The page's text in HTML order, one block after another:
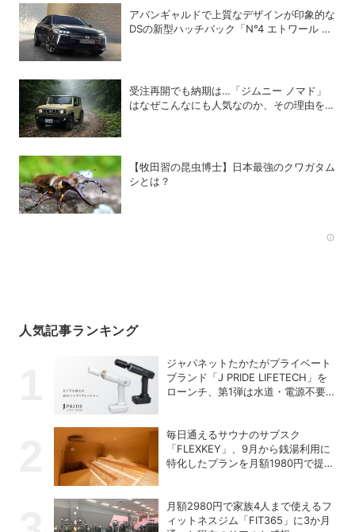
アバンギャルドで上質なデザインが印象的な
DSの新型ハッチバック「N°4 エトワール ハ
受注再開でも納期は…「ジムニー ノマド」
はなぜこんなにも人気なのか、その理由を徹
【牧田習の昆虫博士】日本最強のクワガタム
シとは？
人気記事ランキング
ジャパネットたかたがプライベート
ブランド「J PRIDE LIFETECH」を
ローンチ、第1弾は水道・電源不要
毎日通えるサウナのサブスク
「FLEXKEY」、9月から銭湯利用に
特化したプランを月額1980円で提供
月額2980円で家族4人まで使えるフ
ィットネスジム「FIT365」に3か月